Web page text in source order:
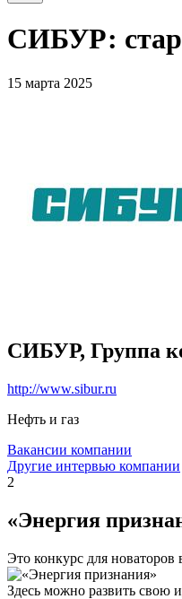
СИБУР:
15 марта 2025
СИБУР, Группа
http://www.sibur.ru
Нефть и газ
Вакансии компании
Другие интервью компании
2
«Энергия
Это конкурс для
Здесь можно развить свою